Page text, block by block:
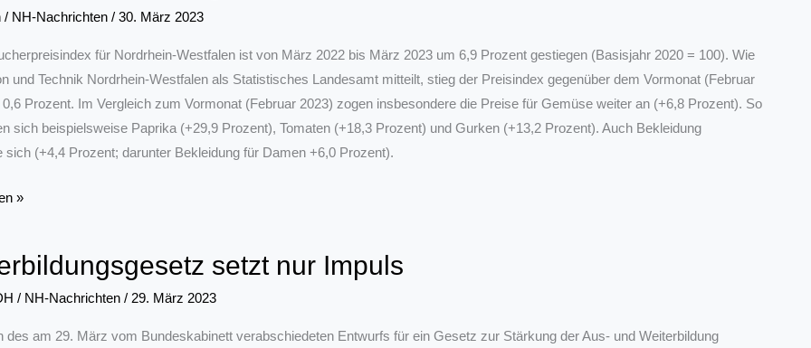
/ NH-Nachrichten / 30. März 2023
für Nordrhein-Westfalen ist von März 2022 bis März 2023 um 6,9 Prozent gestiegen (Basisjahr 2020 = 100). Wie
und Technik Nordrhein-Westfalen als Statistisches Landesamt mitteilt, stieg der Preisindex gegenüber dem Vormonat (Februar
Prozent. Im Vergleich zum Vormonat (Februar 2023) zogen insbesondere die Preise für Gemüse weiter an (+6,8 Prozent). So
sich beispielsweise Paprika (+29,9 Prozent), Tomaten (+18,3 Prozent) und Gurken (+13,2 Prozent). Auch Bekleidung
sich (+4,4 Prozent; darunter Bekleidung für Damen +6,0 Prozent).
»
setzt nur Impuls
/ NH-Nachrichten / 29. März 2023
des am 29. März vom Bundeskabinett verabschiedeten Entwurfs für ein Gesetz zur Stärkung der Aus- und Weiterbildung